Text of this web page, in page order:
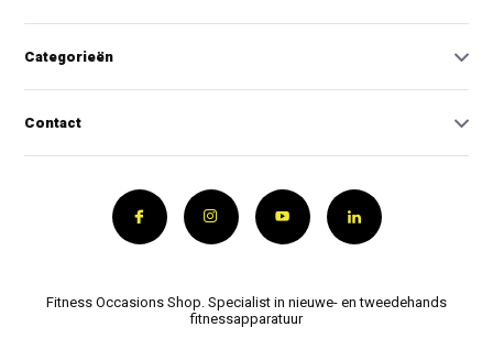
Categorieën
Contact
Fitness Occasions Shop. Specialist in nieuwe- en tweedehands
fitnessapparatuur